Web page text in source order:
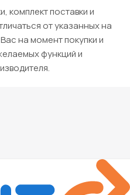
комплект поставки и
от указанных на
на момент покупки и
функций и